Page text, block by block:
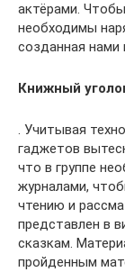
актёрами.
необходимы
созданная нами
Книжный
. Учитывая
гаджетов
что в группе
журналами,
чтению и
представлен в
сказкам.
пройденным